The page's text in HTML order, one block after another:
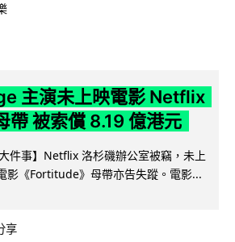
主演未上映電影 Netflix
帶 被索償 8.19 億港元
件事】Netflix 洛杉磯辦公室被竊，未上
影《Fortitude》母帶亦告失蹤。電影...
享